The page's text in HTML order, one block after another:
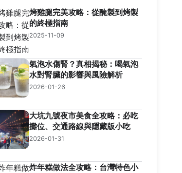
烤雞腿完美攻略：從醃製到烤製
的終極指南
2025-11-09
氣泡水傷腎？真相揭秘：喝氣泡
水對腎臟的影響與風險解析
2026-01-26
大坑九號夜市美食全攻略：必吃
攤位、交通路線與隱藏版小吃
2026-01-31
炸年糕做法全攻略：台灣特色小